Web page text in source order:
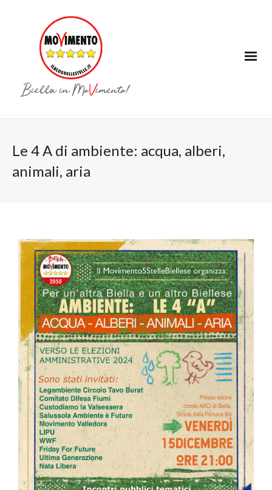
Le 4 A di ambiente: acqua, alberi,
animali, aria